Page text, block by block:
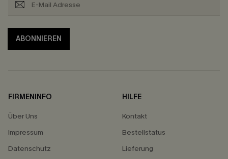
ABONNIEREN
FIRMENINFO
Über Uns
Impressum
Datenschutz
HILFE
Kontakt
Bestellstatus
Lieferung